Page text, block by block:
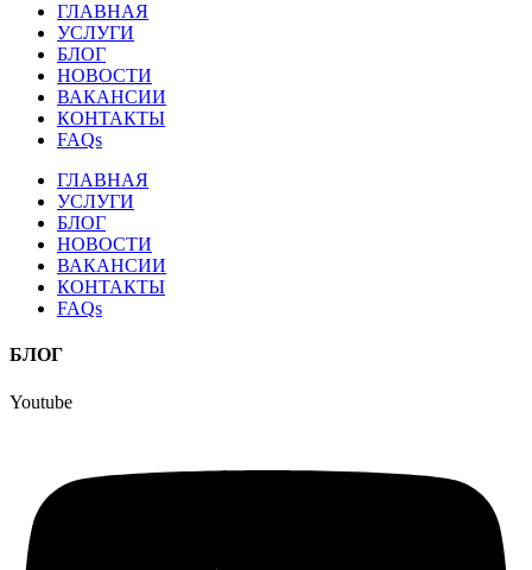
ГЛАВНАЯ
УСЛУГИ
БЛОГ
НОВОСТИ
ВАКАНСИИ
КОНТАКТЫ
FAQs
ГЛАВНАЯ
УСЛУГИ
БЛОГ
НОВОСТИ
ВАКАНСИИ
КОНТАКТЫ
FAQs
БЛОГ
Youtube